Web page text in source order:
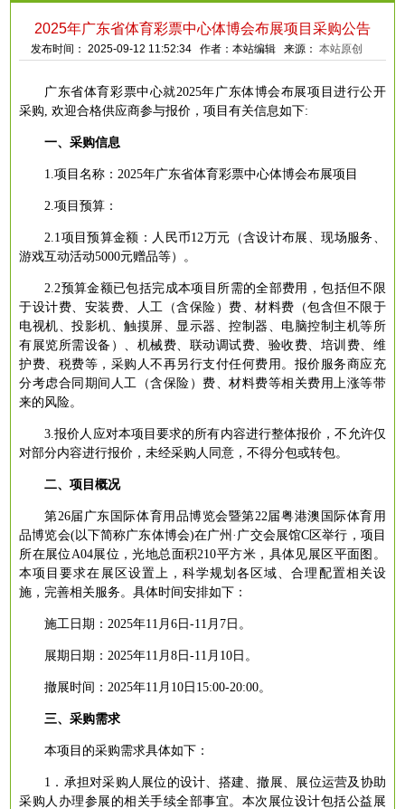
2025年广东省体育彩票中心体博会布展项目采购公告
发布时间： 2025-09-12 11:52:34 作者：本站编辑 来源：本站原创
广东省体育彩票中心就2025年广东体博会布展项目进行公开
采购, 欢迎合格供应商参与报价，项目有关信息如下:
一、采购信息
1.项目名称：2025年广东省体育彩票中心体博会布展项目
2.项目预算：
2.1项目预算金额：人民币12万元（含设计布展、现场服务、
游戏互动活动5000元赠品等）。
2.2预算金额已包括完成本项目所需的全部费用，包括但不限
于设计费、安装费、人工（含保险）费、材料费（包含但不限于
电视机、投影机、触摸屏、显示器、控制器、电脑控制主机等所
有展览所需设备）、机械费、联动调试费、验收费、培训费、维
护费、税费等，采购人不再另行支付任何费用。报价服务商应充
分考虑合同期间人工（含保险）费、材料费等相关费用上涨等带
来的风险。
3.报价人应对本项目要求的所有内容进行整体报价，不允许仅
对部分内容进行报价，未经采购人同意，不得分包或转包。
二、项目概况
第26届广东国际体育用品博览会暨第22届粤港澳国际体育用
品博览会(以下简称广东体博会)在广州·广交会展馆C区举行，项目
所在展位A04展位，光地总面积210平方米，具体见展区平面图。
本项目要求在展区设置上，科学规划各区域、合理配置相关设
施，完善相关服务。具体时间安排如下：
施工日期：2025年11月6日-11月7日。
展期日期：2025年11月8日-11月10日。
撤展时间：2025年11月10日15:00-20:00。
三、采购需求
本项目的采购需求具体如下：
1．承担对采购人展位的设计、搭建、撤展、展位运营及协助
采购人办理参展的相关手续全部事宜。本次展位设计包括公益展